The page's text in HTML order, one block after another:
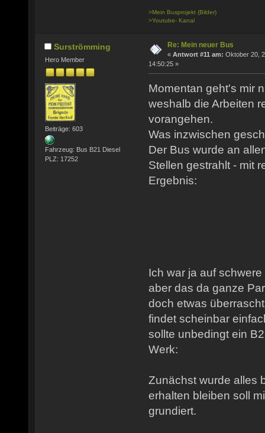
>Mein Busprojekt (Bilder)
>Youtube- Kanal
Surströmming
Hero Member
Beiträge: 603
Fahrzeug: Bus B21 Diesel
PLZ: 17252
Re: Mein neuer Bus
« Antwort #11 am: Oktober 20,
14:50:25 »
Momentan geht's mir
weshalb die Arbeiten
vorangehen.
Was inzwischen
Der Bus wurde an
Stellen gestrahlt - mit
Ergebnis:
Ich war ja auf
aber das da ganze
doch etwas
findet scheinbar
sollte unbedingt ein
Werk:
Zunächst wurde alles
erhalten bleiben soll
grundiert.